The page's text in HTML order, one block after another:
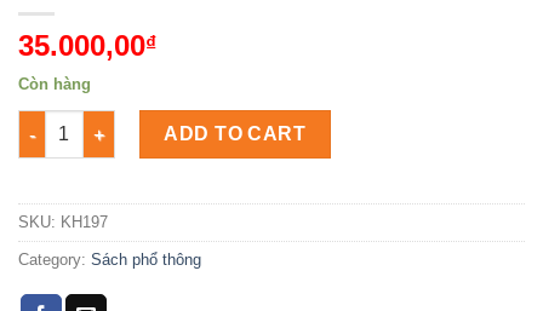
35.000,00₫
Còn hàng
Hoạt động giáo dục nghề phổ thông: Nghề sửa chữa xe máy
ADD TO CART
SKU: KH197
Category: Sách phổ thông